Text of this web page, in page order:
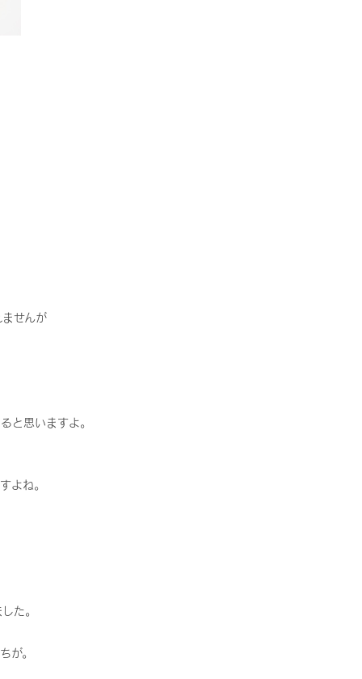
せんが
と思いますよ。
よね。
た。
が。